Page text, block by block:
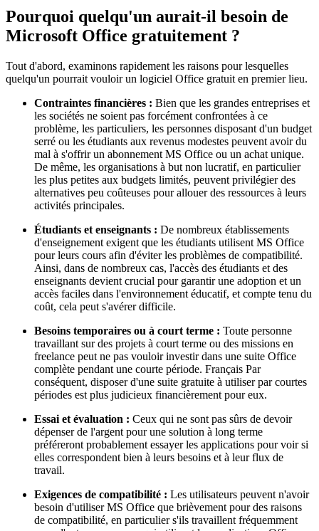
Pourquoi quelqu'un aurait-il besoin de
Microsoft Office gratuitement ?
Tout d'abord, examinons rapidement les raisons pour lesquelles
quelqu'un pourrait vouloir un logiciel Office gratuit en premier lieu.
Contraintes financières : Bien que les grandes entreprises et
les sociétés ne soient pas forcément confrontées à ce
problème, les particuliers, les personnes disposant d'un budget
serré ou les étudiants aux revenus modestes peuvent avoir du
mal à s'offrir un abonnement MS Office ou un achat unique.
De même, les organisations à but non lucratif, en particulier
les plus petites aux budgets limités, peuvent privilégier des
alternatives peu coûteuses pour allouer des ressources à leurs
activités principales.
Étudiants et enseignants : De nombreux établissements
d'enseignement exigent que les étudiants utilisent MS Office
pour leurs cours afin d'éviter les problèmes de compatibilité.
Ainsi, dans de nombreux cas, l'accès des étudiants et des
enseignants devient crucial pour garantir une adoption et un
accès faciles dans l'environnement éducatif, et compte tenu du
coût, cela peut s'avérer difficile.
Besoins temporaires ou à court terme : Toute personne
travaillant sur des projets à court terme ou des missions en
freelance peut ne pas vouloir investir dans une suite Office
complète pendant une courte période. Français Par
conséquent, disposer d'une suite gratuite à utiliser par courtes
périodes est plus judicieux financièrement pour eux.
Essai et évaluation : Ceux qui ne sont pas sûrs de devoir
dépenser de l'argent pour une solution à long terme
préféreront probablement essayer les applications pour voir si
elles correspondent bien à leurs besoins et à leur flux de
travail.
Exigences de compatibilité : Les utilisateurs peuvent n'avoir
besoin d'utiliser MS Office que brièvement pour des raisons
de compatibilité, en particulier s'ils travaillent fréquemment